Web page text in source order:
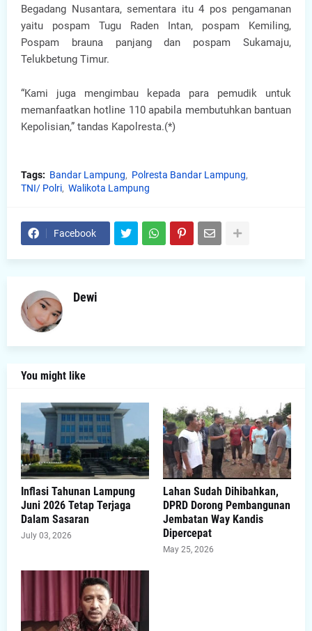
Begadang Nusantara, sementara itu 4 pos pengamanan
yaitu pospam Tugu Raden Intan, pospam Kemiling,
Pospam brauna panjang dan pospam Sukamaju,
Telukbetung Timur.
“Kami juga mengimbau kepada para pemudik untuk
memanfaatkan hotline 110 apabila membutuhkan bantuan
Kepolisian,” tandas Kapolresta.(*)
Tags: Bandar Lampung
Polresta Bandar Lampung
TNI/ Polri Walikota Lampung
Facebook
Dewi
You might like
Inflasi Tahunan Lampung
Juni 2026 Tetap Terjaga
Dalam Sasaran
July 03, 2026
Lahan Sudah Dihibahkan,
DPRD Dorong Pembangunan
Jembatan Way Kandis
Dipercepat
May 25, 2026